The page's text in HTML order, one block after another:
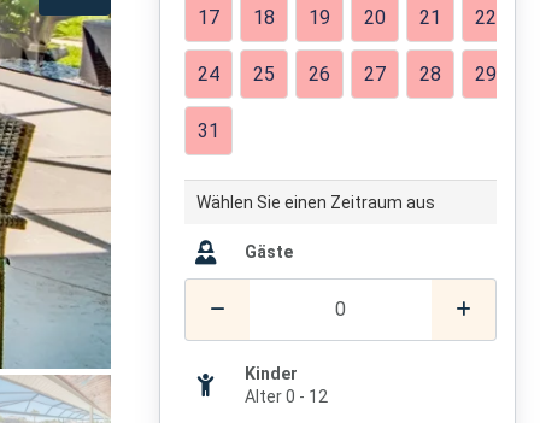
17 18 19 20 21 22
24 25 26 27 28 29
31
Wählen Sie einen Zeitraum aus
Gäste
Kinder
Alter 0 - 12